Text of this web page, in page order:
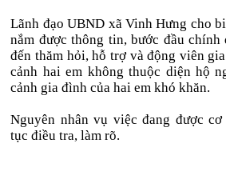
Lãnh đạo UBND xã Vinh Hưng cho
nắm được thông tin, bước đầu chính
đến thăm hỏi, hỗ trợ và động viên
cảnh hai em không thuộc diện hộ
cảnh gia đình của hai em khó khăn.
Nguyên nhân vụ việc đang được
tục điều tra, làm rõ.